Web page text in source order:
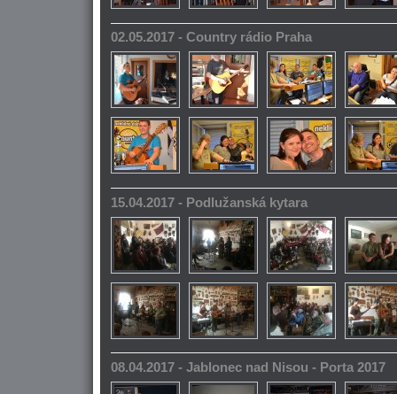
02.05.2017 - Country rádio Praha
15.04.2017 - Podlužanská kytara
08.04.2017 - Jablonec nad Nisou - Porta 2017